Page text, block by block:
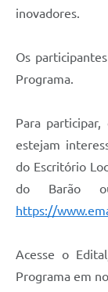
Links
Telefones Úteis
Diário Oficial
Contratos,
Notícias
Contato
inovadores.
Os
Programa.
Para
estejam
do Escritório
do Barão
https://
Acesse o
Programa em